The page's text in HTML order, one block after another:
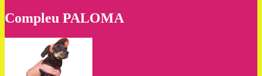
Compleu PALOMA